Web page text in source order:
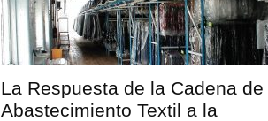
La Respuesta de la Cadena de
Abastecimiento Textil a la